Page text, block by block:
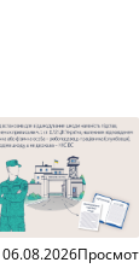
06.08.2026